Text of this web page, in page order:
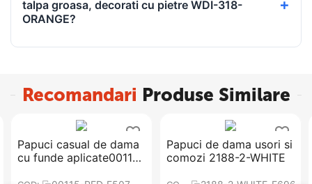
talpa groasa, decorati cu pietre WDI-318-
ORANGE?
Recomandari Produse Similare
​Papuci casual de dama
cu funde aplicate00115-
Papuci de dama usori si
comozi 2188-2-WHITE